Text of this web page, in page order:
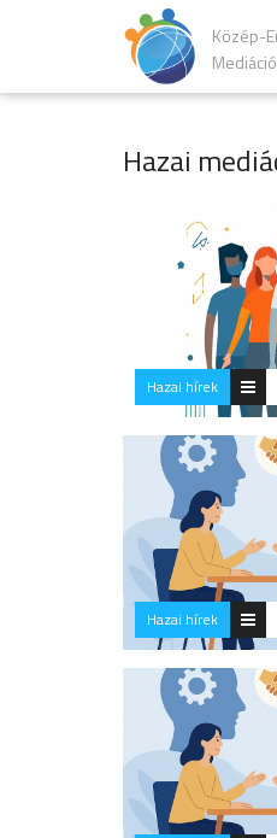
Közép-
Hazai
Hazai hírek
Hazai hírek